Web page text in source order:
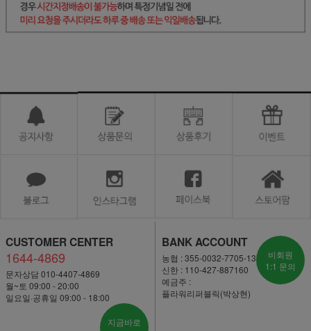
CUSTOMER CENTER
1644-4869
문자상담 010-4407-4869
월~토 09:00 - 20:00
일요일·공휴일 09:00 - 18:00
지금바로
BANK ACCOUNT
농협 : 355-0032-7705-13
신한 : 110-427-887160
예금주 :
플라워리퍼블릭(박상현)
비회원
1:1 문의